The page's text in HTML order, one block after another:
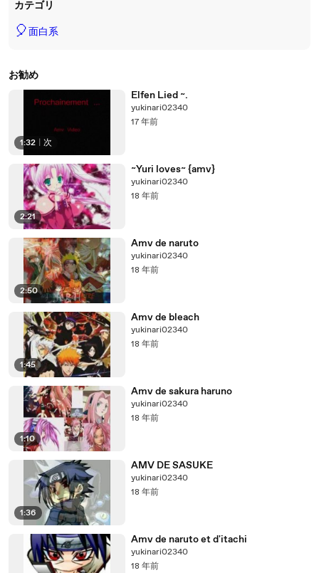
カテゴリ
🎈面白系
お勧め
1:32 次
Elfen Lied ~.
yukinari02340
17 年前
2:21
~Yuri loves~ {amv}
yukinari02340
18 年前
2:50
Amv de naruto
yukinari02340
18 年前
1:45
Amv de bleach
yukinari02340
18 年前
1:10
Amv de sakura haruno
yukinari02340
18 年前
1:36
AMV DE SASUKE
yukinari02340
18 年前
Amv de naruto et d'itachi
yukinari02340
18 年前